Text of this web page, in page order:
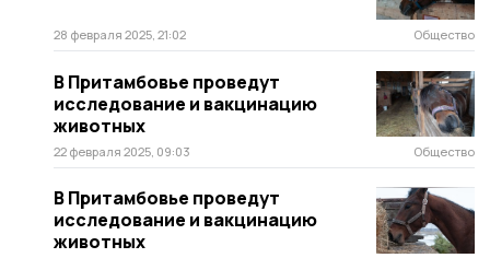
28 февраля 2025, 21:02 Общество
В Притамбовье проведут
исследование и вакцинацию
животных
22 февраля 2025, 09:03 Общество
В Притамбовье проведут
исследование и вакцинацию
животных